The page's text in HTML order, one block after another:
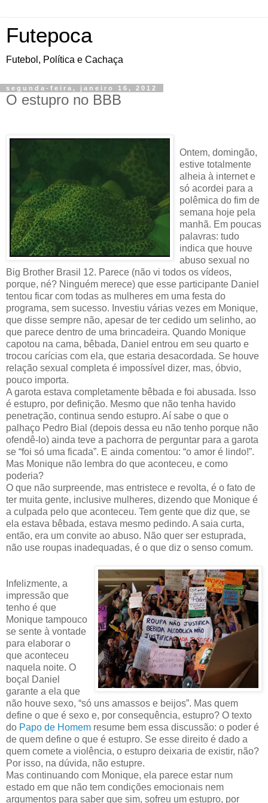
Futepoca
Futebol, Política e Cachaça
segunda-feira, janeiro 16, 2012
O estupro no BBB
Ontem, domingão,
estive totalmente
alheia à internet e
só acordei para a
polêmica do fim de
semana hoje pela
manhã. Em poucas
palavras: tudo
indica que houve
abuso sexual no
Big Brother Brasil 12. Parece (não vi todos os vídeos,
porque, né? Ninguém merece) que esse participante Daniel
tentou ficar com todas as mulheres em uma festa do
programa, sem sucesso. Investiu várias vezes em Monique,
que disse sempre não, apesar de ter cedido um selinho, ao
que parece dentro de uma brincadeira. Quando Monique
capotou na cama, bêbada, Daniel entrou em seu quarto e
trocou carícias com ela, que estaria desacordada. Se houve
relação sexual completa é impossível dizer, mas, óbvio,
pouco importa.
A garota estava completamente bêbada e foi abusada. Isso
é estupro, por definição. Mesmo que não tenha havido
penetração, continua sendo estupro. Aí sabe o que o
palhaço Pedro Bial (depois dessa eu não tenho porque não
ofendê-lo) ainda teve a pachorra de perguntar para a garota
se “foi só uma ficada”. E ainda comentou: “o amor é lindo!”.
Mas Monique não lembra do que aconteceu, e como
poderia?
O que não surpreende, mas entristece e revolta, é o fato de
ter muita gente, inclusive mulheres, dizendo que Monique é
a culpada pelo que aconteceu. Tem gente que diz que, se
ela estava bêbada, estava mesmo pedindo. A saia curta,
então, era um convite ao abuso. Não quer ser estuprada,
não use roupas inadequadas, é o que diz o senso comum.
Infelizmente, a
impressão que
tenho é que
Monique tampouco
se sente à vontade
para elaborar o
que aconteceu
naquela noite. O
boçal Daniel
garante a ela que
não houve sexo, “só uns amassos e beijos”. Mas quem
define o que é sexo e, por consequência, estupro? O texto
do Papo de Homem resume bem essa discussão: o poder é
de quem define o que é estupro. Se esse direito é dado a
quem comete a violência, o estupro deixaria de existir, não?
Por isso, na dúvida, não estupre.
Mas continuando com Monique, ela parece estar num
estado em que não tem condições emocionais nem
argumentos para saber que sim, sofreu um estupro, por